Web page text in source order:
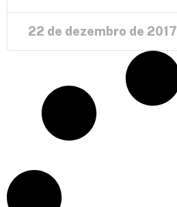
22 de dezembro de 2017